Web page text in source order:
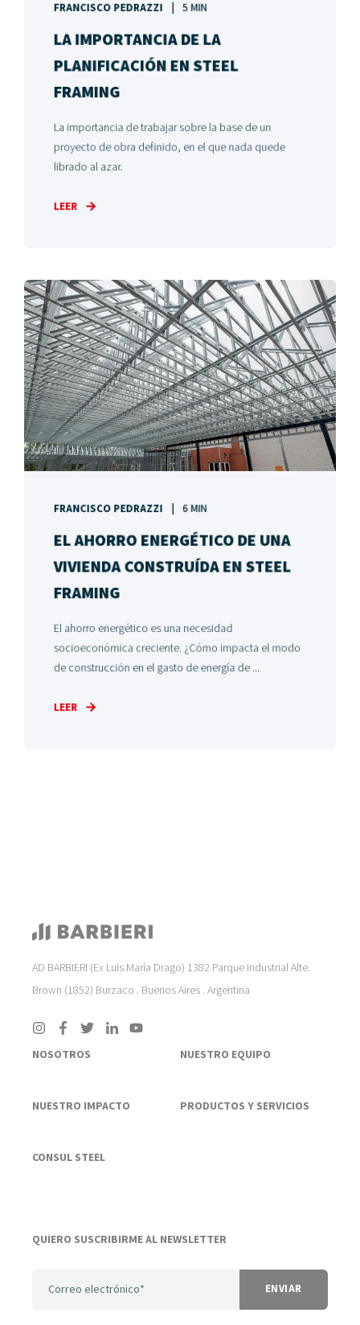
FRANCISCO PEDRAZZI 5 MIN
LA IMPORTANCIA DE LA
PLANIFICACIÓN EN STEEL
FRAMING
La importancia de trabajar sobre la base de un
proyecto de obra definido, en el que nada quede
librado al azar.
LEER
FRANCISCO PEDRAZZI 6 MIN
EL AHORRO ENERGÉTICO DE UNA
VIVIENDA CONSTRUÍDA EN STEEL
FRAMING
El ahorro energético es una necesidad
socioeconómica creciente. ¿Cómo impacta el modo
de construcción en el gasto de energía de ...
LEER
AD BARBIERI (Ex Luis María Drago) 1382 Parque Industrial Alte.
Brown (1852) Burzaco . Buenos Aires . Argentina
NOSOTROS NUESTRO EQUIPO
NUESTRO IMPACTO PRODUCTOS Y SERVICIOS
CONSUL STEEL
QUIERO SUSCRIBIRME AL NEWSLETTER